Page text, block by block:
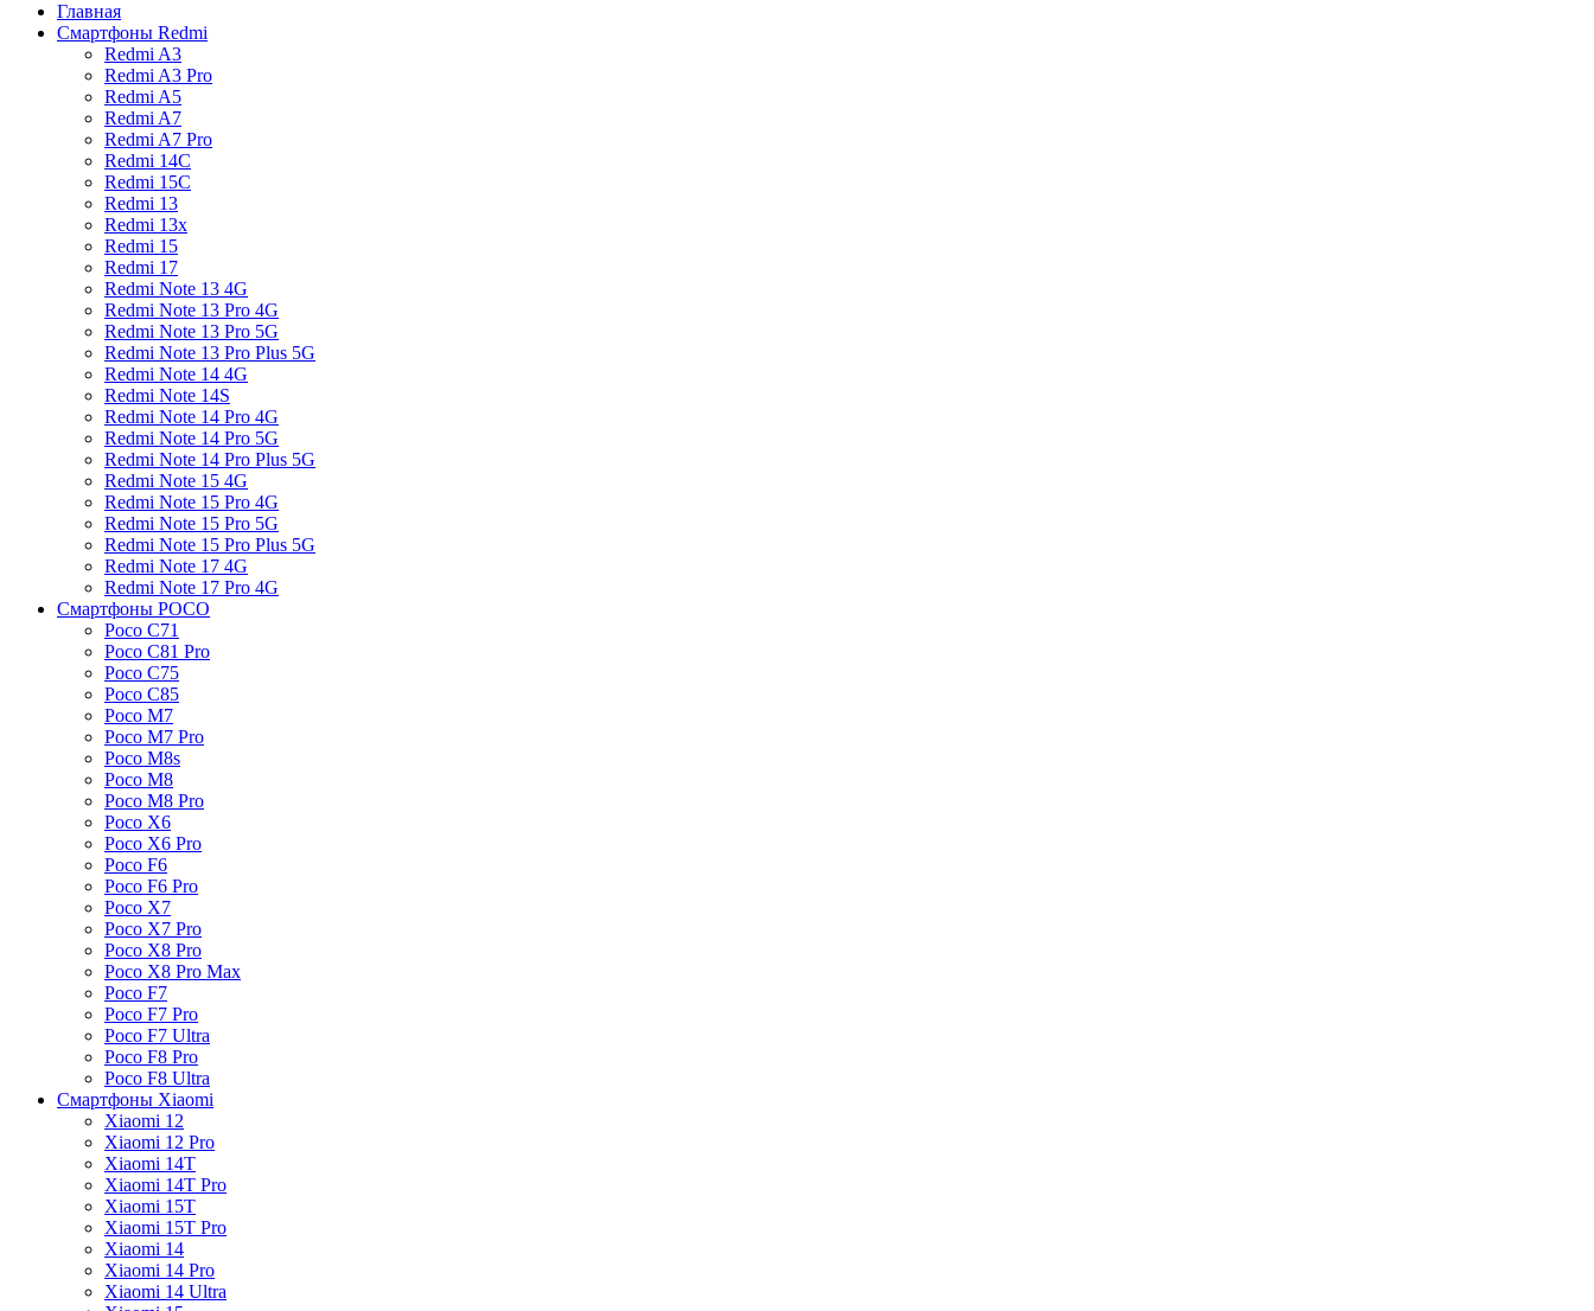
Главная
Смартфоны Redmi
Redmi A3
Redmi A3 Pro
Redmi A5
Redmi A7
Redmi A7 Pro
Redmi 14C
Redmi 15C
Redmi 13
Redmi 13x
Redmi 15
Redmi 17
Redmi Note 13 4G
Redmi Note 13 Pro 4G
Redmi Note 13 Pro 5G
Redmi Note 13 Pro Plus 5G
Redmi Note 14 4G
Redmi Note 14S
Redmi Note 14 Pro 4G
Redmi Note 14 Pro 5G
Redmi Note 14 Pro Plus 5G
Redmi Note 15 4G
Redmi Note 15 Pro 4G
Redmi Note 15 Pro 5G
Redmi Note 15 Pro Plus 5G
Redmi Note 17 4G
Redmi Note 17 Pro 4G
Смартфоны POCO
Poco C71
Poco C81 Pro
Poco C75
Poco C85
Poco M7
Poco M7 Pro
Poco M8s
Poco M8
Poco M8 Pro
Poco X6
Poco X6 Pro
Poco F6
Poco F6 Pro
Poco X7
Poco X7 Pro
Poco X8 Pro
Poco X8 Pro Max
Poco F7
Poco F7 Pro
Poco F7 Ultra
Poco F8 Pro
Poco F8 Ultra
Смартфоны Xiaomi
Xiaomi 12
Xiaomi 12 Pro
Xiaomi 14T
Xiaomi 14T Pro
Xiaomi 15T
Xiaomi 15T Pro
Xiaomi 14
Xiaomi 14 Pro
Xiaomi 14 Ultra